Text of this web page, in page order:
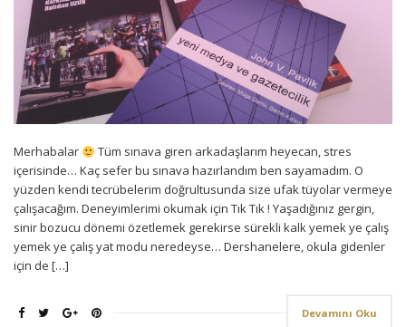
Merhabalar
Tüm sınava giren arkadaşlarım heyecan, stres
içerisinde… Kaç sefer bu sınava hazırlandım ben sayamadım. O
yüzden kendi tecrübelerim doğrultusunda size ufak tüyolar vermeye
çalışacağım. Deneyimlerimi okumak için Tık Tık ! Yaşadığınız gergin,
sinir bozucu dönemi özetlemek gerekirse sürekli kalk yemek ye çalış
yemek ye çalış yat modu neredeyse… Dershanelere, okula gidenler
için de […]
Devamını Oku